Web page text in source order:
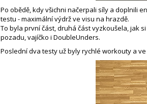
Po obědě, kdy všichni načerpali síly a doplnili
testu - maximální výdrž ve visu na hrazdě.
To byla první část, druhá část vyzkoušela, jak
pozadu, vajíčko i DoubleUnders.
Poslední dva testy už byly rychlé workouty a